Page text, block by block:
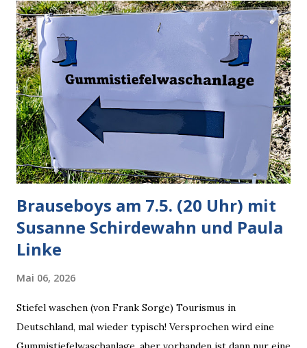
unauffälliger machen muss, damit die KI rechtslastig
argumentiert. So wird jetzt berichtet, dass der neue Grok
bei diversen Anfragen zu kontroversen Themen auf dem
Weg zu einer Antwort erst einmal Elons eigene Sicht der
Dinge auf Twitter abfragen und entscheidend relevant
verarbeiten muss. Das ist lächerlich und gefährlich
zugleich. Denn eine Information fehlt noch, Grok soll
künftig in den US-amerikanischen Behörden mitarbeiten,
zuvord...
Brauseboys am 7.5. (20 Uhr) mit
Susanne Schirdewahn und Paula
Linke
Mai 06, 2026
Stiefel waschen (von Frank Sorge) Tourismus in
Deutschland, mal wieder typisch! Versprochen wird eine